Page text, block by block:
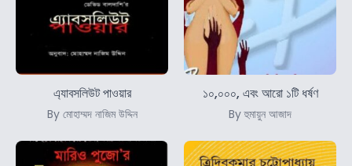
এ্যাবসলিউট পাওয়ার
By মোহাম্মদ নাজিম উদ্দিন
১০,০০০, এবং আরো ১টি ধর্ষণ
By হুমায়ুন আজাদ